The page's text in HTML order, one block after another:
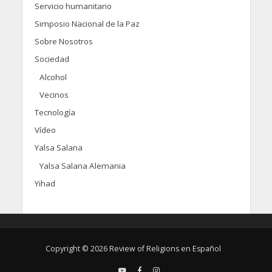
Servicio humanitario
Simposio Nacional de la Paz
Sobre Nosotros
Sociedad
Alcohol
Vecinos
Tecnología
Vídeo
Yalsa Salana
Yalsa Salana Alemania
Yihad
Copyright © 2026 Review of Religions en Español